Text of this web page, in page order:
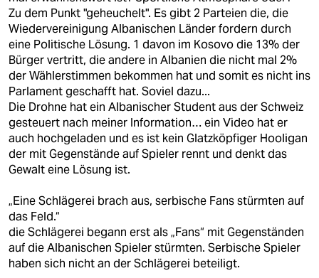
veranstaltungen
shop
fragen & hilfe
unterstützen
abo
genossenschaft
Zu dem Punkt "geheuchelt". Es gibt 2 Parteien die, die
Wiedervereinigung Albanischen Länder fordern durch
eine Politische Lösung. 1 davon im Kosovo die 13% der
Bürger vertritt, die andere in Albanien die nicht mal 2%
der Wählerstimmen bekommen hat und somit es nicht ins
Parlament geschafft hat. Soviel dazu...
Die Drohne hat ein Albanischer Student aus der Schweiz
gesteuert nach meiner Information… ein Video hat er
auch hochgeladen und es ist kein Glatzköpfiger Hooligan
der mit Gegenstände auf Spieler rennt und denkt das
Gewalt eine Lösung ist.
„Eine Schlägerei brach aus, serbische Fans stürmten auf
das Feld.“
die Schlägerei begann erst als „Fans“ mit Gegenständen
auf die Albanischen Spieler stürmten. Serbische Spieler
haben sich nicht an der Schlägerei beteiligt.